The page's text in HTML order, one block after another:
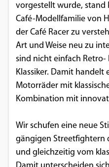
vorgestellt wurde, stand
Café-Modellfamilie von
der Café­ Racer zu
Art und Weise neu zu
sind nicht einfach Retro­-
Klassiker. Damit handelt
Motorräder mit
Kombination mit
Wir schufen eine neue
gängigen Streetfightern
und gleichzeitig vom